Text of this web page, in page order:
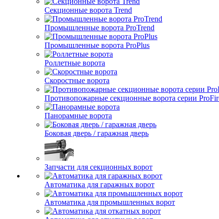
Секционные ворота Trend
Промышленные ворота ProTrend
Промышленные ворота ProPlus
Роллетные ворота
Скоростные ворота
Противопожарные секционные ворота серии
Панорамные ворота
Боковая дверь / гаражная дверь
Запчасти для секционных ворот
Автоматика для гаражных ворот
Автоматика для промышленных ворот